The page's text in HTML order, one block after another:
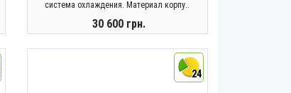
система охлаждения. Материал корпу..
30 600 грн.
24